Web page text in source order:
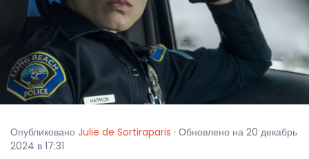
Опубликовано Julie de Sortiraparis · Обновлено на 20 декабрь
2024 в 17:31